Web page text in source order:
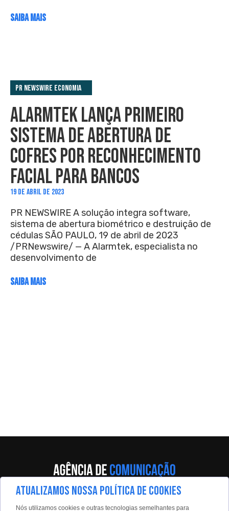
SAIBA MAIS
PR Newswire Economia
ALARMTEK LANÇA PRIMEIRO
SISTEMA DE ABERTURA DE
COFRES POR RECONHECIMENTO
FACIAL PARA BANCOS
19 DE ABRIL DE 2023
PR NEWSWIRE A solução integra software,
sistema de abertura biométrico e destruição de
cédulas SÃO PAULO, 19 de abril de 2023
/PRNewswire/ — A Alarmtek, especialista no
desenvolvimento de
SAIBA MAIS
Av. Eng. Caetano Álvares, 55 - 5º andar
ATUALIZAMOS NOSSA POLÍTICA DE COOKIES
Nós utilizamos cookies e outras tecnologias semelhantes para